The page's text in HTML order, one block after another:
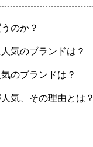
のか？
気のブランドは？
のブランドは？
気、その理由とは？